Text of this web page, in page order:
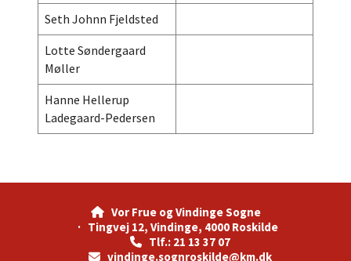
Seth Johnn Fjeldsted
Lotte Søndergaard
Møller
Hanne Hellerup
Ladegaard-Pedersen
Vor Frue og Vindinge Sogne
· Tingvej 12, Vindinge, 4000 Roskilde
 Tlf.: 21 13 37 07
 vindinge.sognroskilde@km.dk